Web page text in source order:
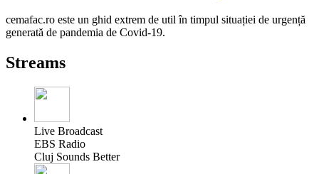
cemafac.ro este un ghid extrem de util în timpul situației de urgență
generată de pandemia de Covid-19.
Streams
Live Broadcast
EBS Radio
Cluj Sounds Better